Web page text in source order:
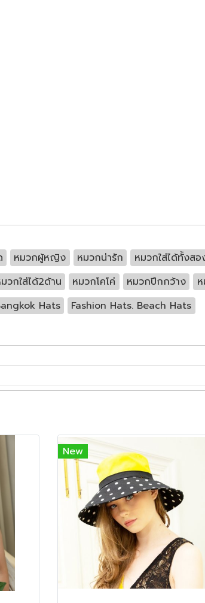
หมวกผู้หญิง หมวกน่ารัก หมวกใส่ได้ทั้งสอ
วกใส่ได้2ด้าน หมวกโคโค่ หมวกปีกกว้าง
Hats Fashion Hats. Beach Hats
New